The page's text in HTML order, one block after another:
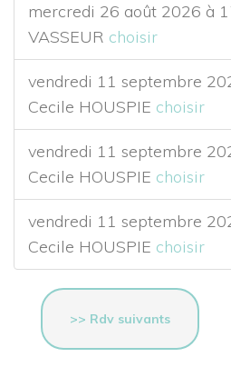
mercredi 26 août 2026 à
VASSEUR choisir
vendredi 11 septembre
Cecile HOUSPIE choisir
vendredi 11 septembre
Cecile HOUSPIE choisir
vendredi 11 septembre
Cecile HOUSPIE choisir
>> Rdv suivants